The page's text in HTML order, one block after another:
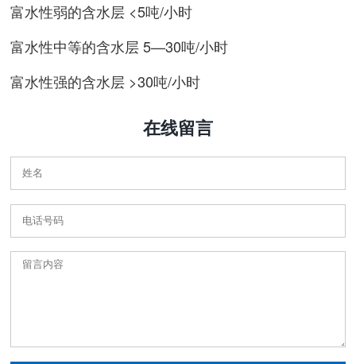
富水性弱的含水层 <5吨/小时
富水性中等的含水层 5—30吨/小时
富水性强的含水层 >30吨/小时
在线留言